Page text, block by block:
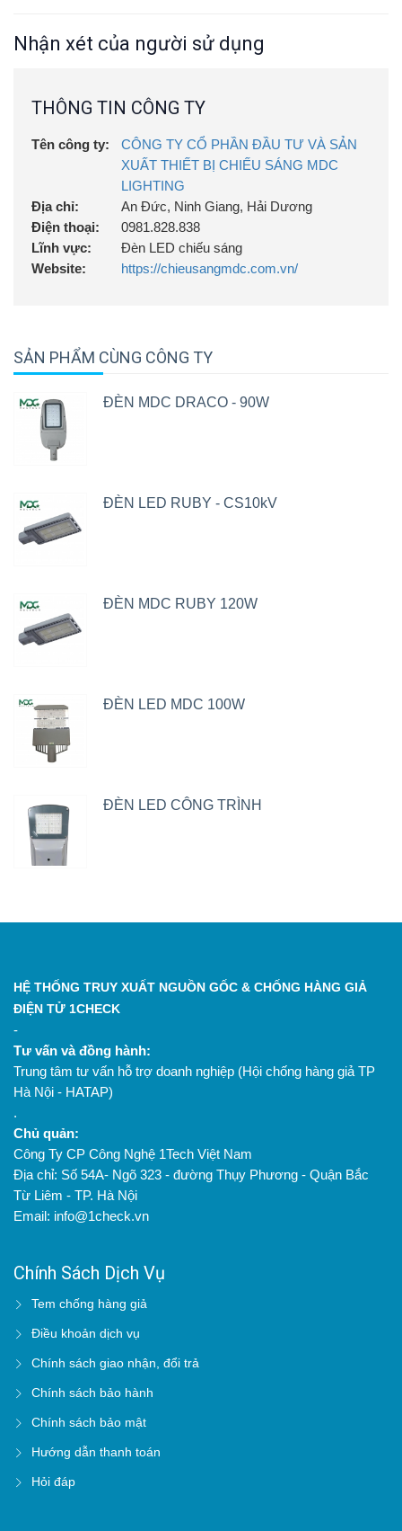
Nhận xét của người sử dụng
THÔNG TIN CÔNG TY
Tên công ty:
CÔNG TY CỔ PHẦN ĐẦU TƯ VÀ SẢN
XUẤT THIẾT BỊ CHIẾU SÁNG MDC
LIGHTING
Địa chỉ:
An Đức, Ninh Giang, Hải Dương
Điện thoại:
0981.828.838
Lĩnh vực:
Đèn LED chiếu sáng
Website:
https://chieusangmdc.com.vn/
SẢN PHẨM CÙNG CÔNG TY
ĐÈN MDC DRACO - 90W
ĐÈN LED RUBY - CS10kV
ĐÈN MDC RUBY 120W
ĐÈN LED MDC 100W
ĐÈN LED CÔNG TRÌNH
HỆ THỐNG TRUY XUẤT NGUỒN GỐC & CHỐNG HÀNG GIẢ
ĐIỆN TỬ 1CHECK
-
Tư vấn và đồng hành:
Trung tâm tư vấn hỗ trợ doanh nghiệp (Hội chống hàng giả TP
Hà Nội - HATAP)
.
Chủ quản:
Công Ty CP Công Nghệ 1Tech Việt Nam
Địa chỉ: Số 54A- Ngõ 323 - đường Thụy Phương - Quận Bắc
Từ Liêm - TP. Hà Nội
Email: info@1check.vn
Chính Sách Dịch Vụ
Tem chống hàng giả
Điều khoản dịch vụ
Chính sách giao nhận, đổi trả
Chính sách bảo hành
Chính sách bảo mật
Hướng dẫn thanh toán
Hỏi đáp